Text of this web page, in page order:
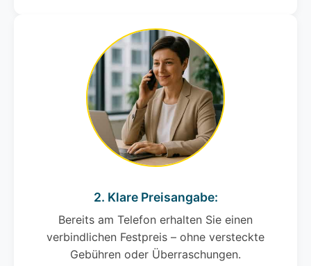
2. Klare Preisangabe:
Bereits am Telefon erhalten Sie einen
verbindlichen Festpreis – ohne versteckte
Gebühren oder Überraschungen.